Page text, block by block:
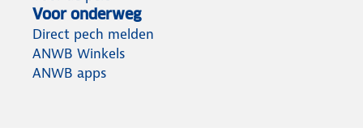
Voor onderweg
Direct pech melden
ANWB Winkels
ANWB apps